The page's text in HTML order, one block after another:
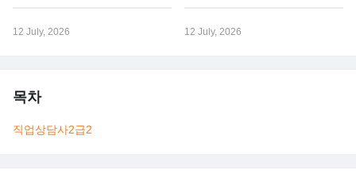
12 July, 2026 12 July, 2026
목차
직업상담사2급2